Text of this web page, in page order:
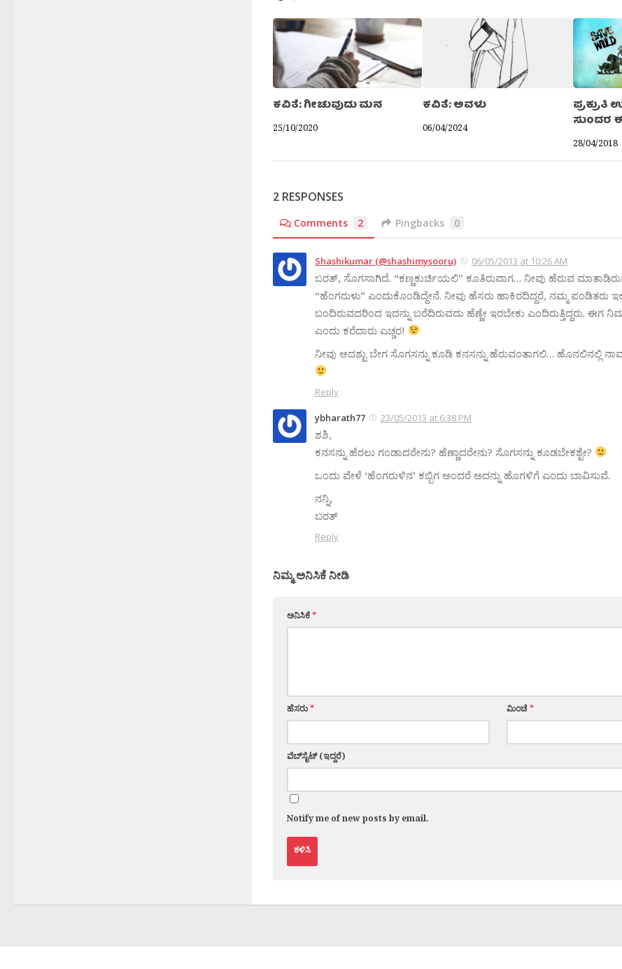
ಕವಿತೆ: ಗೀಚುವುದು ಮನ
25/10/2020
ಕವಿತೆ: ಅವಳು
06/04/2024
ಪ್ರಕ್ರುತಿ
ಸುಂದರ
28/04/2018
2 RESPONSES
Comments 2 Pingbacks 0
Shashikumar (@shashimysooru) 06/05/2013 at 10:26 AM
ಬರತ್, ಸೊಗಸಾಗಿದೆ. “ಕಣ್ಣಕುರ್ಚಿಯಲಿ” ಕೂತಿರುವಾಗ… ನೀವು ಹೆರುವ
“ಹೆಂಗರುಳು” ಎಂದುಕೊಂಡಿದ್ದೇನೆ. ನೀವು ಹೆಸರು ಹಾಕಿರದಿದ್ದರೆ, ನಮ್ಮ ಪಂಡಿತರು
ಬಂದಿರುವದರಿಂದ ಇದನ್ನು ಬರೆದಿರುವದು ಹೆಣ್ಣೇ ಇರಬೇಕು ಎಂದಿರುತ್ತಿದ್ದರು. ಈಗ
ಎಂದು ಕರೆದಾರು ಎಚ್ಚರ!
ನೀವು ಆದಶ್ಟು ಬೇಗ ಸೊಗಸನ್ನು ಕೂಡಿ ಕನಸನ್ನು ಹೆರುವಂತಾಗಲಿ… ಹೊನಲಿನಲ್ಲಿ
Reply
ybharath77 23/05/2013 at 6:38 PM
ಶಶಿ,
ಕನಸನ್ನು ಹೆರಲು ಗಂಡಾದರೇನು? ಹೆಣ್ಣಾದರೇನು? ಸೊಗಸನ್ನು ಕೂಡಬೇಕಶ್ಟೇ?
ಒಂದು ವೇಳೆ ‘ಹೆಂಗರುಳಿನ’ ಕಬ್ಬಿಗ ಅಂದರೆ ಅದನ್ನು ಹೊಗಳಿಗೆ ಎಂದು ಬಾವಿಸುವೆ.
ನನ್ನಿ,
ಬರತ್
Reply
ನಿಮ್ಮ ಅನಿಸಿಕೆ ನೀಡಿ
ಅನಿಸಿಕೆ*
ಹೆಸರು* ಮಿಂಚೆ*
ವೆಬ್‌ಸೈಟ್ (ಇದ್ದರೆ)
Notify me of new posts by email.